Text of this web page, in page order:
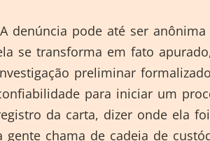
denúncia pode até ser
se transforma em fato
preliminar
para iniciar um
da carta, dizer onde ela
gente chama de cadeia de